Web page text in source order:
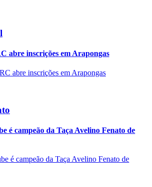
abre inscrições em Arapongas
é campeão da Taça Avelino Fenato de